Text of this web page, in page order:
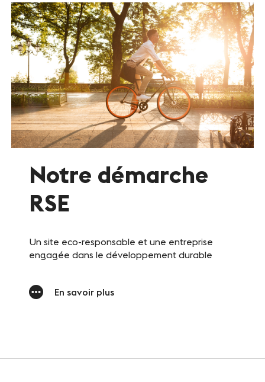
Notre démarche
RSE
Un site eco-responsable et une entreprise
engagée dans le développement durable
En savoir plus